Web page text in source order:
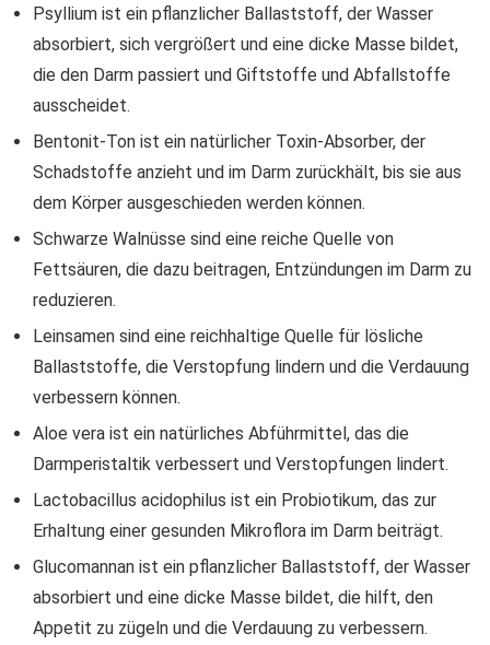
Psyllium ist ein pflanzlicher Ballaststoff, der Wasser
absorbiert, sich vergrößert und eine dicke Masse bildet,
die den Darm passiert und Giftstoffe und Abfallstoffe
ausscheidet.
Bentonit-Ton ist ein natürlicher Toxin-Absorber, der
Schadstoffe anzieht und im Darm zurückhält, bis sie aus
dem Körper ausgeschieden werden können.
Schwarze Walnüsse sind eine reiche Quelle von
Fettsäuren, die dazu beitragen, Entzündungen im Darm zu
reduzieren.
Leinsamen sind eine reichhaltige Quelle für lösliche
Ballaststoffe, die Verstopfung lindern und die Verdauung
verbessern können.
Aloe vera ist ein natürliches Abführmittel, das die
Darmperistaltik verbessert und Verstopfungen lindert.
Lactobacillus acidophilus ist ein Probiotikum, das zur
Erhaltung einer gesunden Mikroflora im Darm beiträgt.
Glucomannan ist ein pflanzlicher Ballaststoff, der Wasser
absorbiert und eine dicke Masse bildet, die hilft, den
Appetit zu zügeln und die Verdauung zu verbessern.